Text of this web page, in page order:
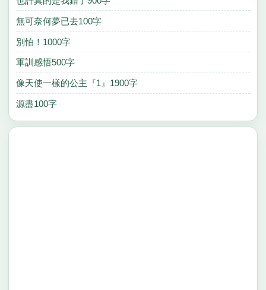
無可奈何夢已去100字
別怕！1000字
軍訓感悟500字
像天使一樣的公主『1』1900字
源盡100字